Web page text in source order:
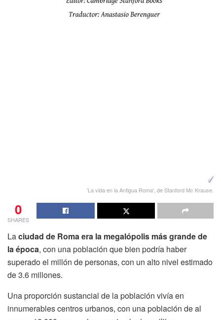
'La vida en la Antigua Roma', de Stanford Mc Krause.
0
SHARES
Laciudad de Roma era la megalópolis más grande de
la época, con una población que bien podría haber
superado el millón de personas, con un alto nivel estimado
de 3.6 millones.
Una proporción sustancial de la población vivía en
innumerables centros urbanos, con una población de al